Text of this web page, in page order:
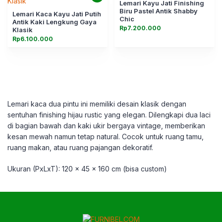
Lemari Kaca Kayu Jati Putih
Antik Kaki Lengkung Gaya
Klasik
Rp6.100.000
Lemari Kayu Jati Finishing
Biru Pastel Antik Shabby
Chic
Rp7.200.000
Lemari kaca dua pintu ini memiliki desain klasik dengan
sentuhan finishing hijau rustic yang elegan. Dilengkapi dua laci
di bagian bawah dan kaki ukir bergaya vintage, memberikan
kesan mewah namun tetap natural. Cocok untuk ruang tamu,
ruang makan, atau ruang pajangan dekoratif.
Ukuran (PxLxT): 120 x 45 x 160 cm (bisa custom)